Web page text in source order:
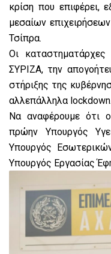
κρίση που επιφέρει,
μεσαίων
Τσίπρα.
Οι
ΣΥΡΙΖΑ, την
στήριξης της
αλλεπάλληλα lockdown.
Να αναφέρουμε ότι
πρώην Υπουργός
Υπουργός
Υπουργός Εργασίας